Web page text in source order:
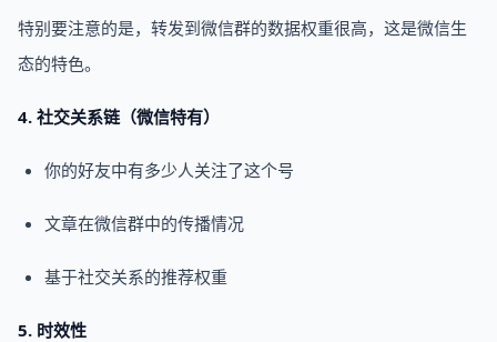
特别要注意的是，转发到微信群的数据权重很高，这是微信生
态的特色。
4. 社交关系链（微信特有）
你的好友中有多少人关注了这个号
文章在微信群中的传播情况
基于社交关系的推荐权重
5. 时效性